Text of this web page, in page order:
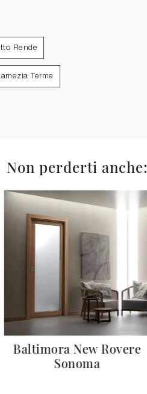
Rende
Terme
Non perderti anche:
Baltimora New Rovere
Sonoma